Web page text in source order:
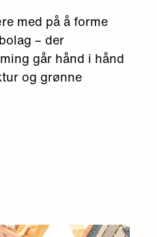
med på å forme
– der
går hånd i hånd
og grønne